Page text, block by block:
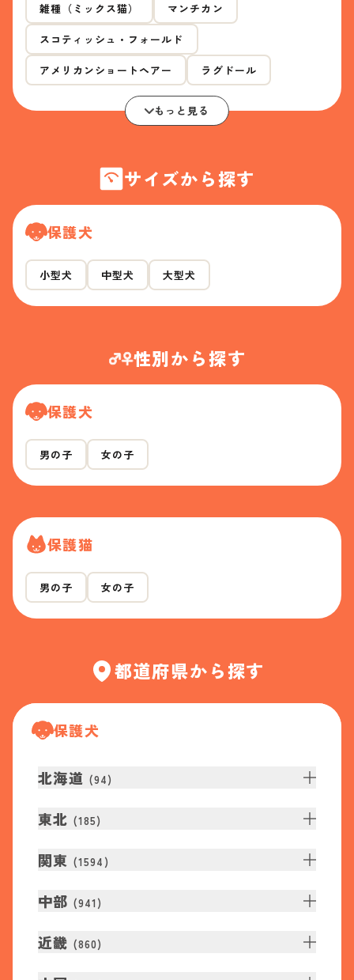
雑種（ミックス猫） マンチカン
スコティッシュ・フォールド
アメリカンショートヘアー ラグドール
もっと見る
サイズから探す
保護犬
小型犬 中型犬 大型犬
性別から探す
保護犬
男の子 女の子
保護猫
男の子 女の子
都道府県から探す
保護犬
北海道 (94)
東北 (185)
関東 (1594 )
中部 (941 )
近畿 (860)